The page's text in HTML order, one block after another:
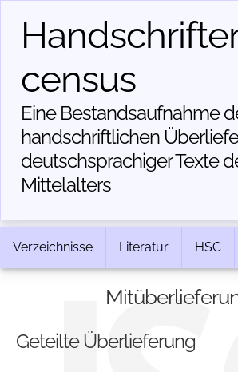
census
Eine Bestandsaufnahme
handschriftlichen
deutschsprachiger Texte
Mittelalters
Verzeichnisse Literatur HSC
Geteilte Überlieferung